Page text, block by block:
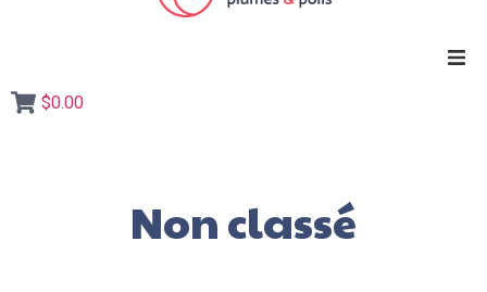
SERVICES
$0.00
Non classé